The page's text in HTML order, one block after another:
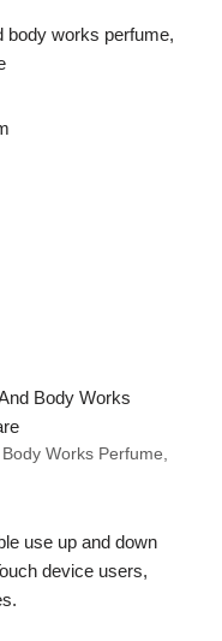
body works perfume,
Works Perfume,
use up and down
device users,